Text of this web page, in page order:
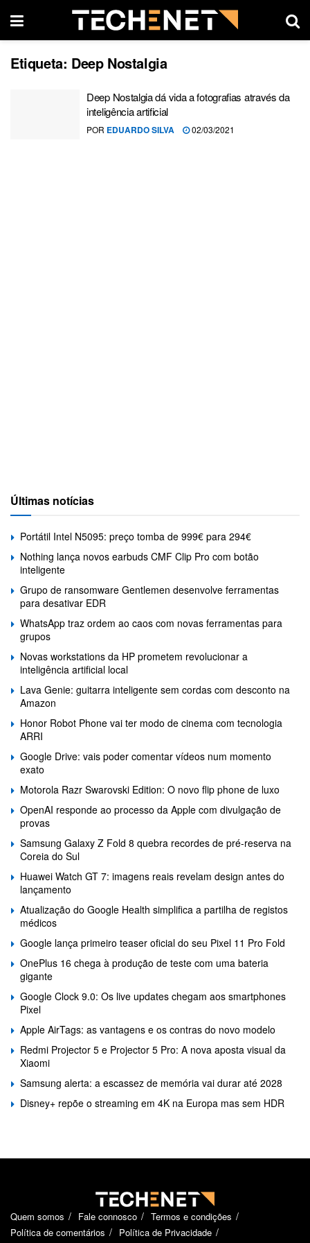
Etiqueta: Deep Nostalgia
Deep Nostalgia dá vida a fotografias através da
inteligência artificial
POR EDUARDO SILVA 02/03/2021
Últimas notícias
Portátil Intel N5095: preço tomba de 999€ para 294€
Nothing lança novos earbuds CMF Clip Pro com botão
inteligente
Grupo de ransomware Gentlemen desenvolve ferramentas
para desativar EDR
WhatsApp traz ordem ao caos com novas ferramentas para
grupos
Novas workstations da HP prometem revolucionar a
inteligência artificial local
Lava Genie: guitarra inteligente sem cordas com desconto na
Amazon
Honor Robot Phone vai ter modo de cinema com tecnologia
ARRI
Google Drive: vais poder comentar vídeos num momento
exato
Motorola Razr Swarovski Edition: O novo flip phone de luxo
OpenAI responde ao processo da Apple com divulgação de
provas
Samsung Galaxy Z Fold 8 quebra recordes de pré-reserva na
Coreia do Sul
Huawei Watch GT 7: imagens reais revelam design antes do
lançamento
Atualização do Google Health simplifica a partilha de registos
médicos
Google lança primeiro teaser oficial do seu Pixel 11 Pro Fold
OnePlus 16 chega à produção de teste com uma bateria
gigante
Google Clock 9.0: Os live updates chegam aos smartphones
Pixel
Apple AirTags: as vantagens e os contras do novo modelo
Redmi Projector 5 e Projector 5 Pro: A nova aposta visual da
Xiaomi
Samsung alerta: a escassez de memória vai durar até 2028
Disney+ repõe o streaming em 4K na Europa mas sem HDR
Quem somos Fale connosco
Termos e condições
Política de comentários
Política de Privacidade